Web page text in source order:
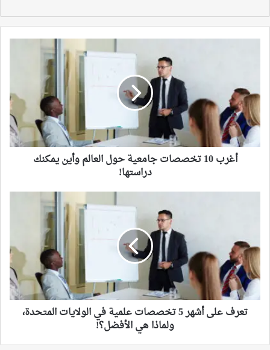
حول
العالم
وأين
يمكنك
دراستها!
أغرب 10 تخصصات جامعية حول العالم وأين يمكنك
دراستها!
تخصصات
علمية
في
الولايات
المتحدة،
ولماذا
تعرف على أشهر 5 تخصصات علمية في الولايات المتحدة،
ولماذا هي الأفضل؟!